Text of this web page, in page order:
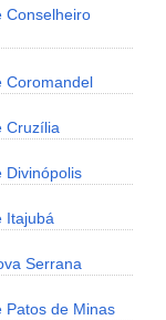
Conselheiro
Coromandel
Cruzília
Divinópolis
Itajubá
Serrana
Patos de Minas